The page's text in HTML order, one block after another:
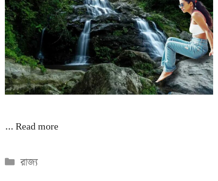
…Read more
Categories
রাজ্য